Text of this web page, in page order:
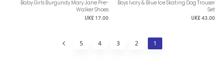
Boys Ivory & Blue Ice Skating Dog Trouser
Set
UK£ 43.00
Baby Girls Burgundy Mary Jane Pre-
Walker Shoes
UK£ 17.00
1
2
3
4
5